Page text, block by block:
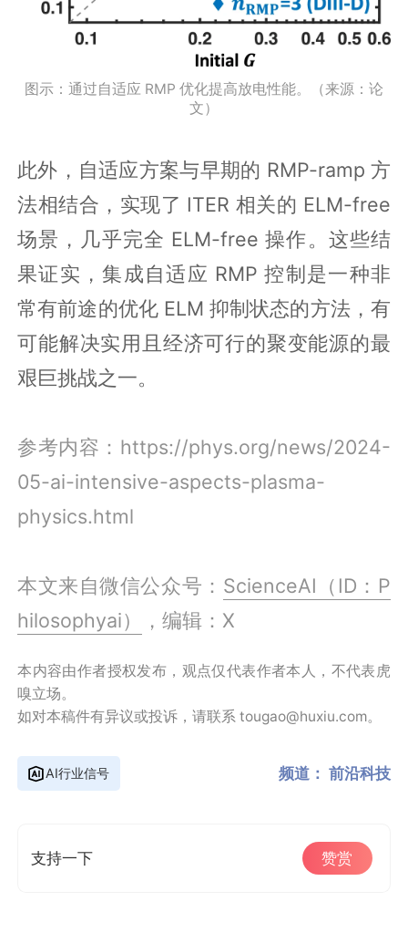
图示：通过自适应 RMP 优化提高放电性能。（来源：论
文）
此外，自适应方案与早期的 RMP-ramp 方
法相结合，实现了 ITER 相关的 ELM-free
场景，几乎完全 ELM-free 操作。这些结
果证实，集成自适应 RMP 控制是一种非
常有前途的优化 ELM 抑制状态的方法，有
可能解决实用且经济可行的聚变能源的最
艰巨挑战之一。
参考内容：https://phys.org/news/2024-
05-ai-intensive-aspects-plasma-
physics.html
本文来自微信公众号： ScienceAI（ID：P
hilosophyai）
，编辑：X
本内容由作者授权发布，观点仅代表作者本人，不代表虎
嗅立场。
如对本稿件有异议或投诉，请联系 tougao@huxiu.com。
AI行业信号 频道： 前沿科技
支持一下 赞赏